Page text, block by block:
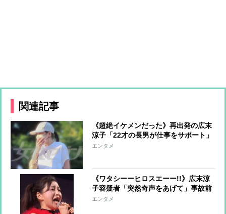
関連記事
《超絶イケメンだった》再出発の広末
涼子「22才の長男が仕事をサポート」
美人インフルエンサーと真剣交際中の
エンタメ
《ワタシーーヒロスエーー!!》広末涼
子容疑者「突然奇声をあげて」事故前
後の奇行詳報「もともと独自の世界観
エンタメ